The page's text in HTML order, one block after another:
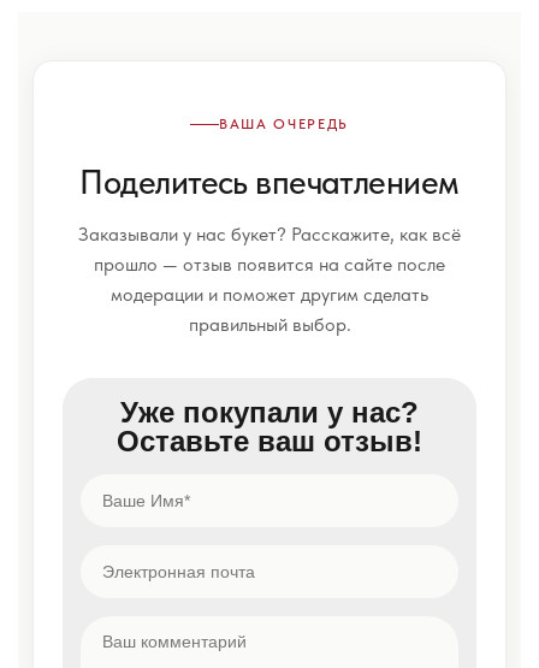
ВАША ОЧЕРЕДЬ
Поделитесь впечатлением
Заказывали у нас букет? Расскажите, как всё
прошло — отзыв появится на сайте после
модерации и поможет другим сделать
правильный выбор.
Уже покупали у нас?
Оставьте ваш отзыв!